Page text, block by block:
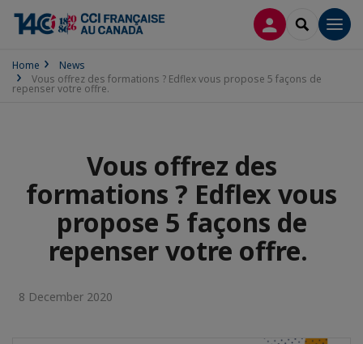
LOG INSEARCH
Home
News
Vous offrez des formations ? Edflex vous propose 5 façons de
repenser votre offre.
Vous offrez des
formations ? Edflex vous
propose 5 façons de
repenser votre offre.
8 December 2020